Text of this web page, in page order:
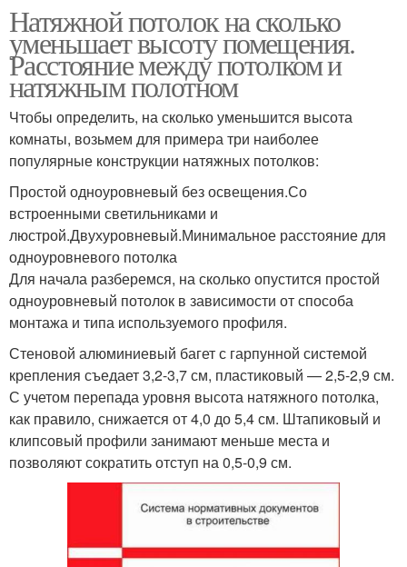
Натяжной потолок на сколько
уменьшает высоту помещения.
Расстояние между потолком и
натяжным полотном
Чтобы определить, на сколько уменьшится высота
комнаты, возьмем для примера три наиболее
популярные конструкции натяжных потолков:
Простой одноуровневый без освещения.Со
встроенными светильниками и
люстрой.Двухуровневый.Минимальное расстояние для
одноуровневого потолка
Для начала разберемся, на сколько опустится простой
одноуровневый потолок в зависимости от способа
монтажа и типа используемого профиля.
Стеновой алюминиевый багет с гарпунной системой
крепления съедает 3,2-3,7 см, пластиковый — 2,5-2,9 см.
С учетом перепада уровня высота натяжного потолка,
как правило, снижается от 4,0 до 5,4 см. Штапиковый и
клипсовый профили занимают меньше места и
позволяют сократить отступ на 0,5-0,9 см.